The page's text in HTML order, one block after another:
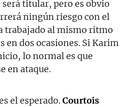
será titular, pero es obvio
ningún riesgo con el
trabajado al mismo ritmo
en dos ocasiones. Si Karim
lo normal es que
en ataque.
el esperado.Courtois